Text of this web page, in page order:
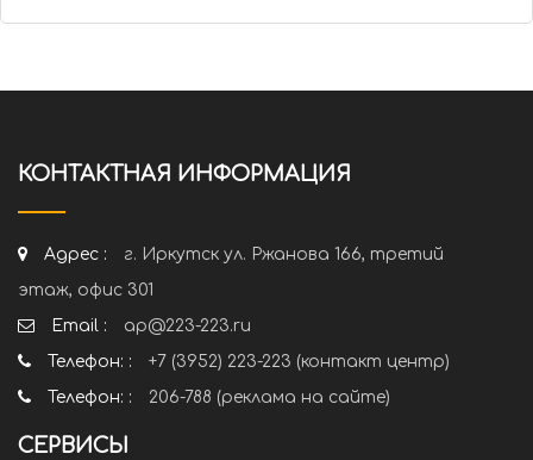
КОНТАКТНАЯ ИНФОРМАЦИЯ
Адрес :
г. Иркутск ул. Ржанова 166, третий
этаж, офис 301
Email :
ap@223-223.ru
Телефон: :
+7 (3952) 223-223 (контакт центр)
Телефон: :
206-788 (реклама на сайте)
СЕРВИСЫ